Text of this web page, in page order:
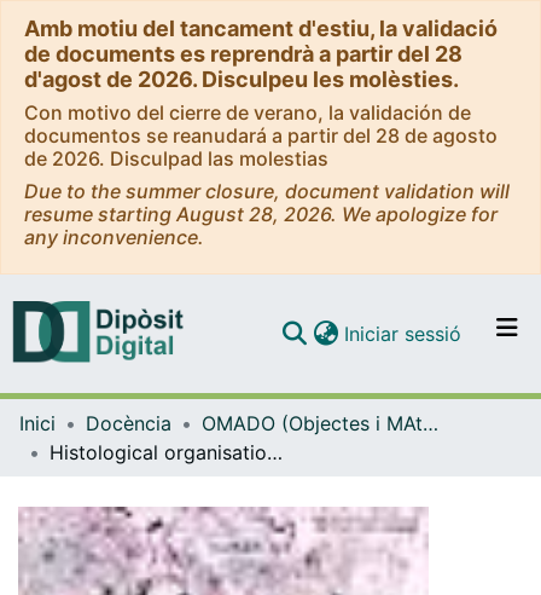
Amb motiu del tancament d'estiu, la validació
de documents es reprendrà a partir del 28
d'agost de 2026. Disculpeu les molèsties.
Con motivo del cierre de verano, la validación de
documentos se reanudará a partir del 28 de agosto
de 2026. Disculpad las molestias
Due to the summer closure, document validation will
resume starting August 28, 2026. We apologize for
any inconvenience.
Navega per tot el DD
Contacte
Iniciar sessió (current)
Inici Docència
OMADO (Objectes i MAterials DOcents)
Histological organisation of the rat duodenum